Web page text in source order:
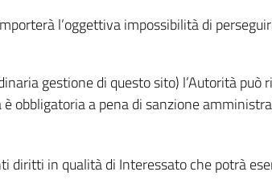
l’oggettiva impossibilità di
gestione di questo sito) l’Autorità
obbligatoria a pena di sanzione
diritti in qualità di Interessato che potrà